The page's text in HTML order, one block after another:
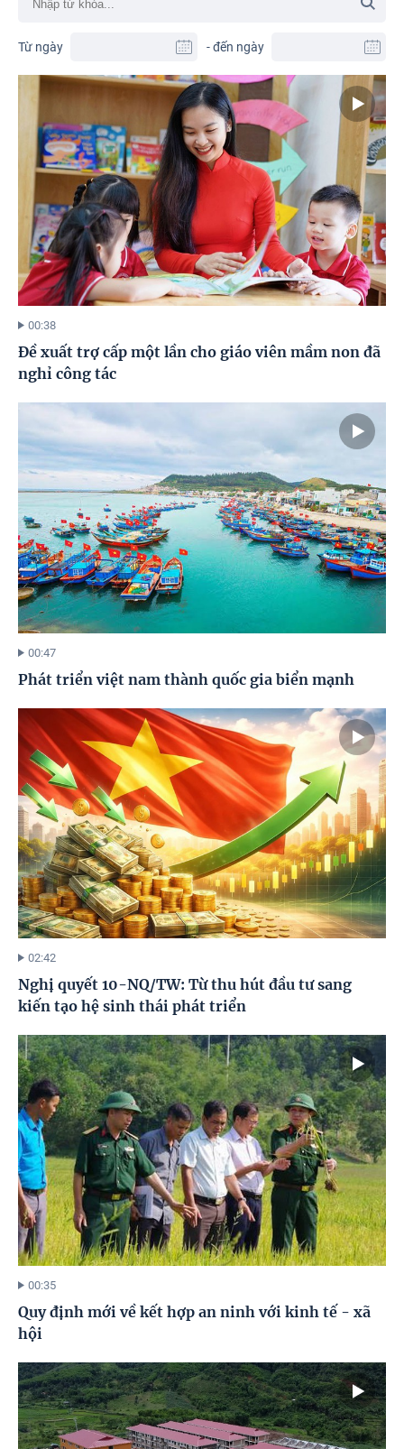
Từ ngày - đến ngày
00:38
Đề xuất trợ cấp một lần cho giáo viên mầm non đã
nghỉ công tác
00:47
Phát triển việt nam thành quốc gia biển mạnh
02:42
Nghị quyết 10-NQ/TW: Từ thu hút đầu tư sang
kiến tạo hệ sinh thái phát triển
00:35
Quy định mới về kết hợp an ninh với kinh tế - xã
hội